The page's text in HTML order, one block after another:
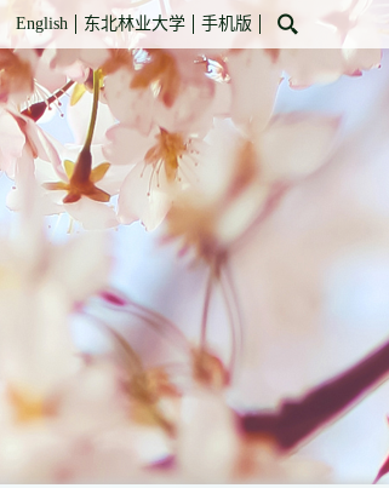
English 东北林业大学 手机版